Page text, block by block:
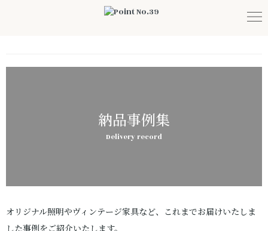
納品事例集
Delivery record
オリジナル照明やヴィンテージ家具など、これまでお届けいたしま